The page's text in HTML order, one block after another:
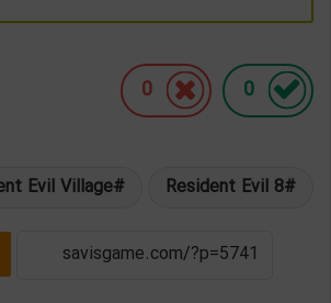
0
0
Resident Evil 8
Evil Village